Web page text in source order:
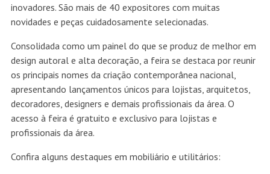
inovadores. São mais de 40 expositores com muitas
novidades e peças cuidadosamente selecionadas.
Consolidada como um painel do que se produz de melhor em
design autoral e alta decoração, a feira se destaca por reunir
os principais nomes da criação contemporânea nacional,
apresentando lançamentos únicos para lojistas, arquitetos,
decoradores, designers e demais profissionais da área. O
acesso à feira é gratuito e exclusivo para lojistas e
profissionais da área.
Confira alguns destaques em mobiliário e utilitários: